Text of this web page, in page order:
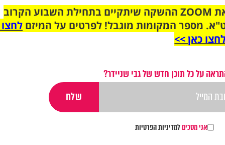
הצטרפו לקבוצת הוואטסאפ לקראת ZOOM ההשקה שיתקיים בתחילת השבוע הקרוב
מספר המקומות מוגבל! לפרטים על המיזם
כאן >>
על כל תוכן חדש של גבי שניידר?
אני מסכיםלמדיניות הפרטיות